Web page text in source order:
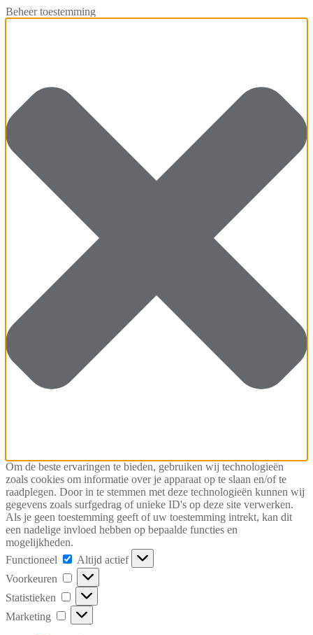
Beheer toestemming
Om de beste ervaringen te bieden, gebruiken wij technologieën
zoals cookies om informatie over je apparaat op te slaan en/of te
raadplegen. Door in te stemmen met deze technologieën kunnen wij
gegevens zoals surfgedrag of unieke ID's op deze site verwerken.
Als je geen toestemming geeft of uw toestemming intrekt, kan dit
een nadelige invloed hebben op bepaalde functies en
mogelijkheden.
Functioneel
Functioneel
Altijd actief
Voorkeuren
Voorkeuren
Statistieken Statistieken
Marketing Marketing